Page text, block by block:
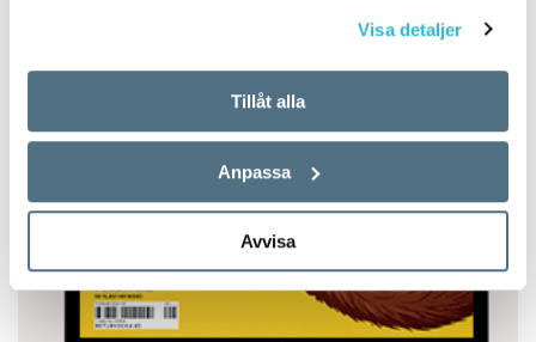
Visa detaljer
Tillåt alla
Anpassa
Avvisa